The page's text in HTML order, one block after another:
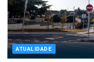
ATUALIDADE